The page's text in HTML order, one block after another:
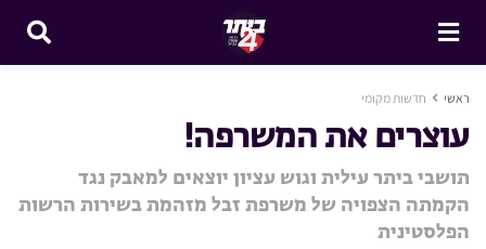
ראשי חדשות מקומי
עוצרים את המשרפה!
תושבי ביתר עילית וגוש עציון יוצאים למאבק נגד
הקמתה הצפויה של משרפת זבל מזהמת בשירות הרשות
הפלסטינית